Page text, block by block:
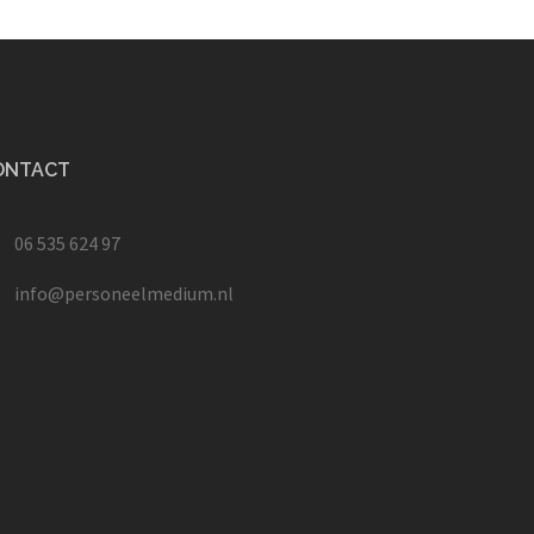
06 535 624 97
info@personeelmedium.nl